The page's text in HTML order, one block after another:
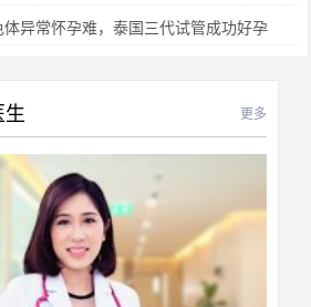
体异常怀孕难，泰国三代试管成功好孕
生 更多